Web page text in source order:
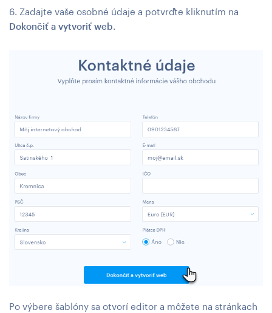
6. Zadajte vaše osobné údaje a potvrďte kliknutím na
Dokončiť a vytvoriť web.
Po výbere šablóny sa otvorí editor a môžete na stránkach